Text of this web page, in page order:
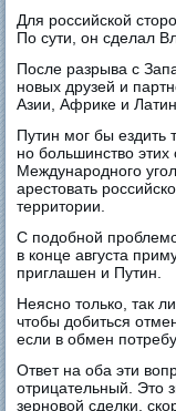
Для российской
По сути, он сделал
После разрыва с
новых друзей и
Азии, Африке и
Путин мог бы ездить
но большинство
Международного
арестовать
территории.
С подобной
в конце августа
приглашен и Путин.
Неясно только, так
чтобы добиться
если в обмен
Ответ на оба эти
отрицательный. Это
зерновой сделки,